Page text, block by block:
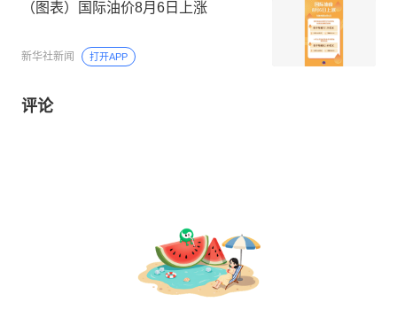
（图表）国际油价8月6日上涨
新华社新闻 打开APP
评论